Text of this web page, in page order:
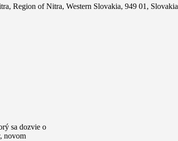
Region of Nitra, Western Slovakia, 949 01, Slovakia
sa dozvie o
novom